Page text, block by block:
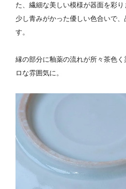
た、繊細な美しい模様が器面を彩り
少し青みがかった優しい色合いで
す。
縁の部分に釉薬の流れが所々茶色
ロな雰囲気に。